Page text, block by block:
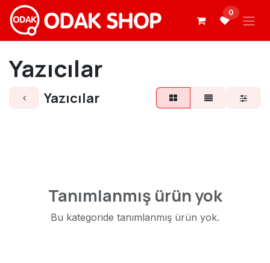
İçereği Atla
0
Yazıcılar
Yazıcılar
Tanımlanmış ürün yok
Bu kategoride tanımlanmış ürün yok.